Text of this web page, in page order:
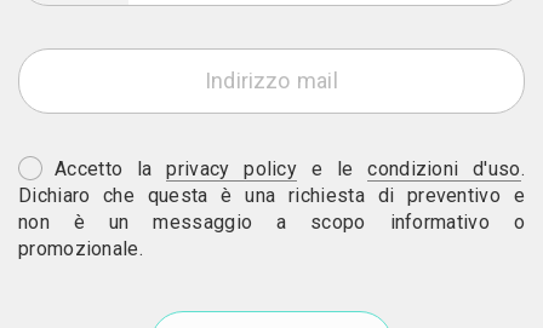
Accetto laprivacy policy e lecondizioni d'uso.
Dichiaro che questa è una richiesta di preventivo e
non è un messaggio a scopo informativo o
promozionale.